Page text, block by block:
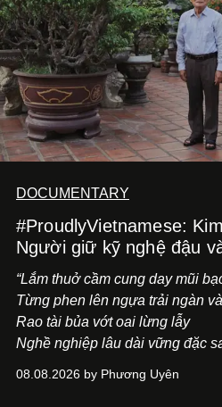
DOCUMENTARY
#ProudlyVietnamese:
Người giữ kỹ nghệ đậu
“Lắm thuở cầm cung day mũi
Từng phen lên ngựa trải ngàn
Rao tài bủa vớt oai lừng lẫy
Nghề nghiệp lâu dài vững đặc
08.08.2026 by Phương Uyên